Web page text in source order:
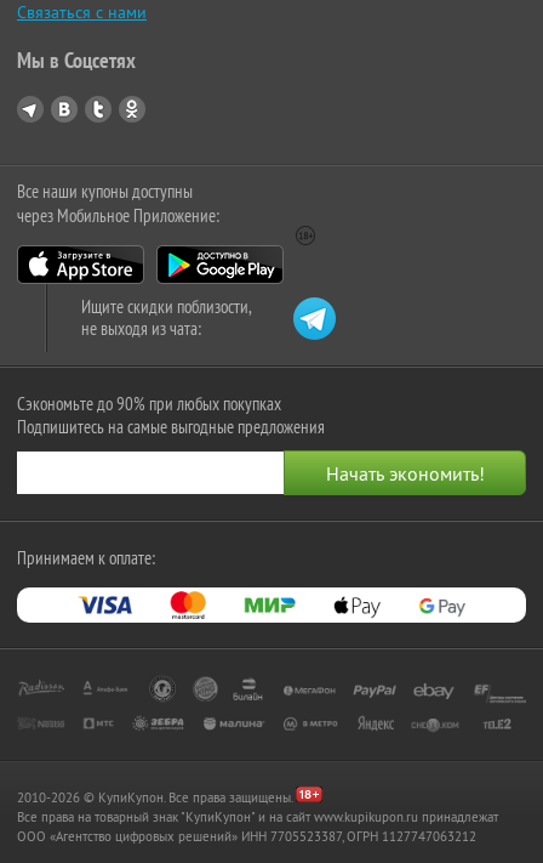
Связаться с нами
Мы в Соцсетях
Все наши купоны доступны
через Мобильное Приложение:
Ищите скидки поблизости,
не выходя из чата:
Сэкономьте до 90% при любых покупках
Подпишитесь на самые выгодные предложения
Принимаем к оплате:
2010-2026 © КупиКупон. Все права защищены.
Все права на товарный знак "КупиКупон" и на сайт www.kupikupon.ru принадлежат
OOO «Агентство цифровых решений» ИНН 7705523387, ОГРН 1127747063212